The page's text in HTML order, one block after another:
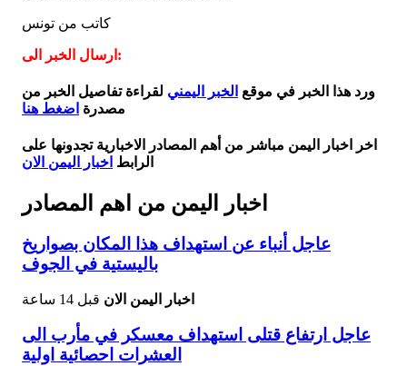
كاتب من تونس
ارسال الخبر الى:
ورد هذا الخبر في موقع الخبر اليمني لقراءة تفاصيل الخبر من
مصدرة اضغط هنا
اخر اخبار اليمن مباشر من أهم المصادر الاخبارية تجدونها على
الرابط اخبار اليمن الان
اخبار اليمن من اهم المصادر
عاجل أنباء عن استهداف هذا المكان بصواريخ
باليستية في الجوف
اخبار اليمن الان قبل 14 ساعة
عاجل ارتفاع قتلى استهداف معسكر في مأرب الى
العشرات احصائية اولية